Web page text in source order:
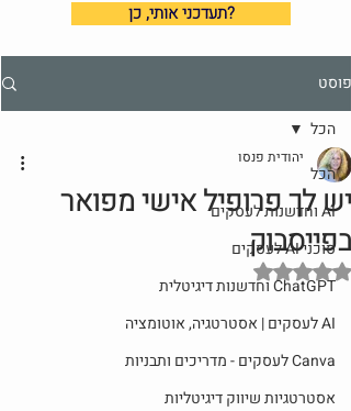
?תעדכני אותי, כן
פוסט
הכל
AI וחדשנות לעסקים
סוכני AI לעסקים
ChatGPT וחדשנות דיגיטלית
AI לעסקים | אסטרטגיה, אוטומציה
Canva לעסקים - מדריכים ותבניות
אסטרטגיות שיווק דיגיטליות
הכל
יש לך פרופיל אישי מפואר
בפייסבוק
יהודית פנסו
דירוג של NaN מתוך 5 כוכבים